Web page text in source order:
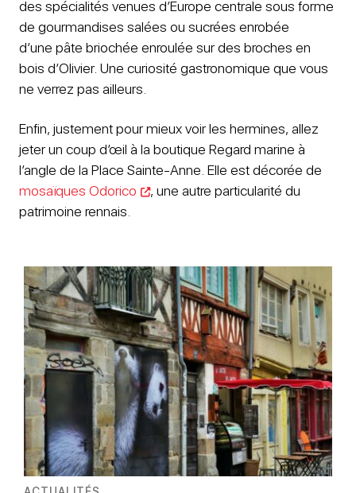
des spécialités venues d’Europe centrale sous forme
de gourmandises salées ou sucrées enrobée
d’une pâte briochée enroulée sur des broches en
bois d’Olivier. Une curiosité gastronomique que vous
ne verrez pas ailleurs.
Enfin, justement pour mieux voir les hermines, allez
jeter un coup d’œil à la boutique Regard marine à
l’angle de la Place Sainte-Anne. Elle est décorée de
mosaïques Odorico
, une autre particularité du
patrimoine rennais.